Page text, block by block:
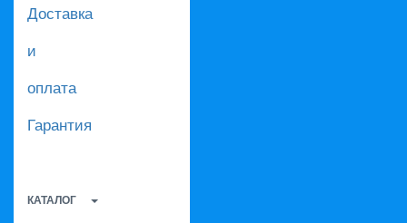
Доставка
и
оплата
Гарантия
КАТАЛОГ